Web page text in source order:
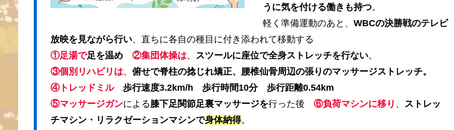
うに気を付ける働きも持つ。
軽く準備運動のあと、 WBCの決勝戦のテレビ
放映を見ながら行い、直ちに各自の種目に付き添われて移動する
①足湯で足を温め ②集団体操は、 スツールに座位で全身ストレッチを行ない。
③個別リハビリは、 俯せで脊柱の捻じれ矯正、腰椎仙骨周辺の張りのマッサージストレッチ。
④トレッドミル歩行速度3.2km/h 歩行時間10分 歩行距離0.54km
⑤マッサージガンによる膝下足関節足裏マッサージを行った後 ⑥負荷マシンに移り 、 ストレッ
チマシン・リラクゼーションマシンで身体納得。